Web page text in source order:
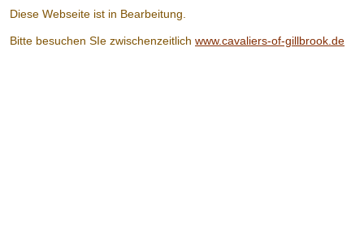
Diese Webseite ist in Bearbeitung.
Bitte besuchen SIe zwischenzeitlich www.cavaliers-of-gillbrook.de